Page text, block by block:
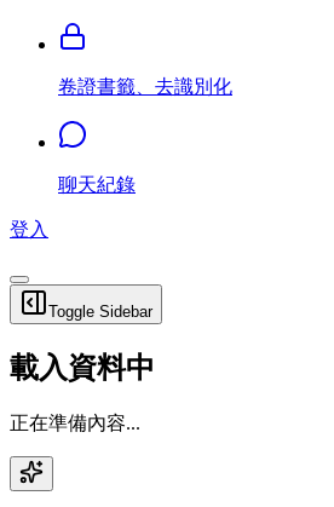
卷證書籤、去識別化
聊天紀錄
登入
Toggle Sidebar
載入資料中
正在準備內容...